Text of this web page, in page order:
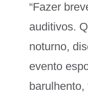
“Fazer
auditivos.
noturno,
evento